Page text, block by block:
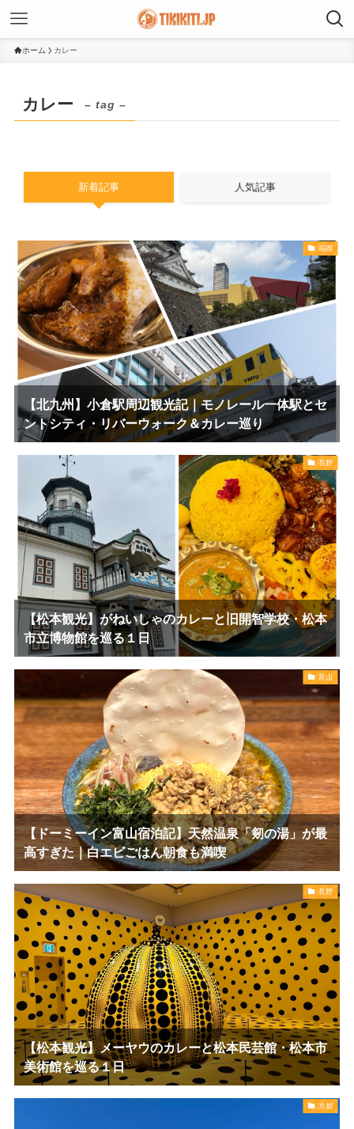
ホーム カレー
カレー – tag –
新着記事 人気記事
福岡
【北九州】小倉駅周辺観光記｜モノレール一体駅とセ
ントシティ・リバーウォーク＆カレー巡り
長野
【松本観光】がねいしゃのカレーと旧開智学校・松本
市立博物館を巡る１日
富山
【ドーミーイン富山宿泊記】天然温泉「剱の湯」が最
高すぎた｜白エビごはん朝食も満喫
長野
【松本観光】メーヤウのカレーと松本民芸館・松本市
美術館を巡る１日
京都